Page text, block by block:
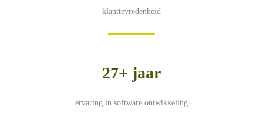
klanttevredenheid
27+ jaar
ervaring in software ontwikkeling